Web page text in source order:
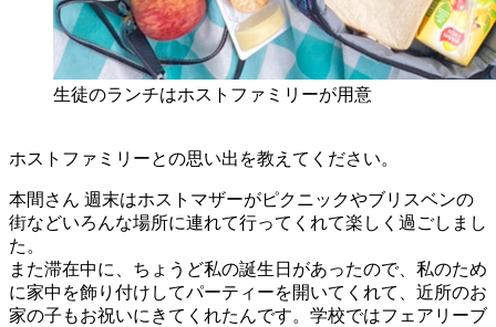
生徒のランチはホストファミリーが用意
ホストファミリーとの思い出を教えてください。
本間さん 週末はホストマザーがピクニックやブリスベンの
街などいろんな場所に連れて行ってくれて楽しく過ごしまし
た。
また滞在中に、ちょうど私の誕生日があったので、私のため
に家中を飾り付けしてパーティーを開いてくれて、近所のお
家の子もお祝いにきてくれたんです。学校ではフェアリーブ